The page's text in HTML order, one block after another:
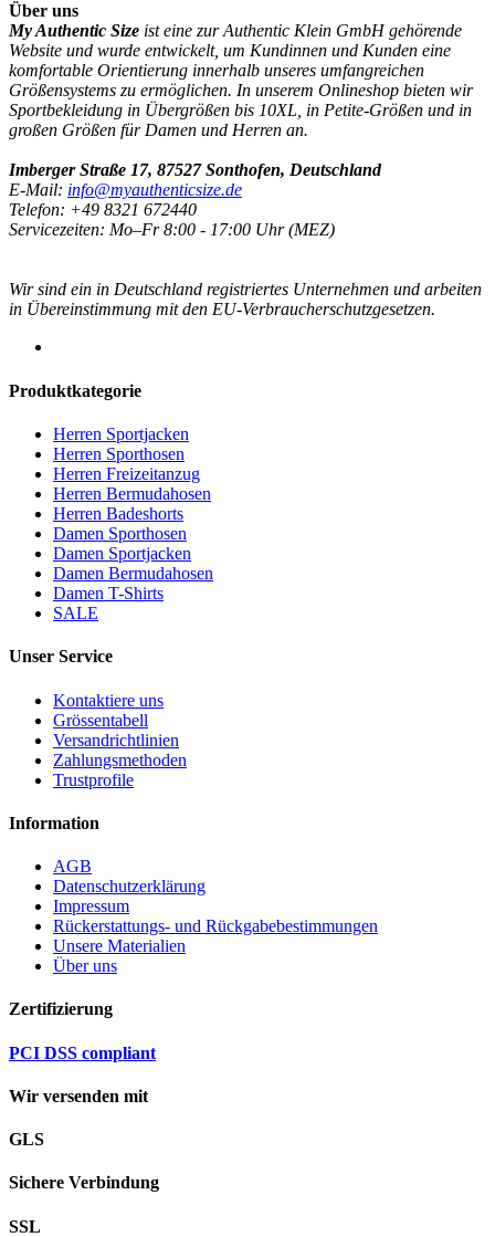
Über uns
My Authentic Size ist eine zur Authentic Klein GmbH gehörende
Website und wurde entwickelt, um Kundinnen und Kunden eine
komfortable Orientierung innerhalb unseres umfangreichen
Größensystems zu ermöglichen. In unserem Onlineshop bieten wir
Sportbekleidung in Übergrößen bis 10XL, in Petite-Größen und in
großen Größen für Damen und Herren an.
Imberger Straße 17, 87527 Sonthofen, Deutschland
E-Mail: info@myauthenticsize.de
Telefon: +49 8321 672440
Servicezeiten: Mo–Fr 8:00 - 17:00 Uhr (MEZ)
Wir sind ein in Deutschland registriertes Unternehmen und arbeiten
in Übereinstimmung mit den EU-Verbraucherschutzgesetzen.
Produktkategorie
Herren Sportjacken
Herren Sporthosen
Herren Freizeitanzug
Herren Bermudahosen
Herren Badeshorts
Damen Sporthosen
Damen Sportjacken
Damen Bermudahosen
Damen T-Shirts
SALE
Unser Service
Kontaktiere uns
Grössentabell
Versandrichtlinien
Zahlungsmethoden
Trustprofile
Information
AGB
Datenschutzerklärung
Impressum
Rückerstattungs- und Rückgabebestimmungen
Unsere Materialien
Über uns
Zertifizierung
PCI DSS compliant
Wir versenden mit
GLS
Sichere Verbindung
SSL